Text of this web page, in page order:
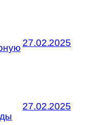
27.02.2025
27.02.2025